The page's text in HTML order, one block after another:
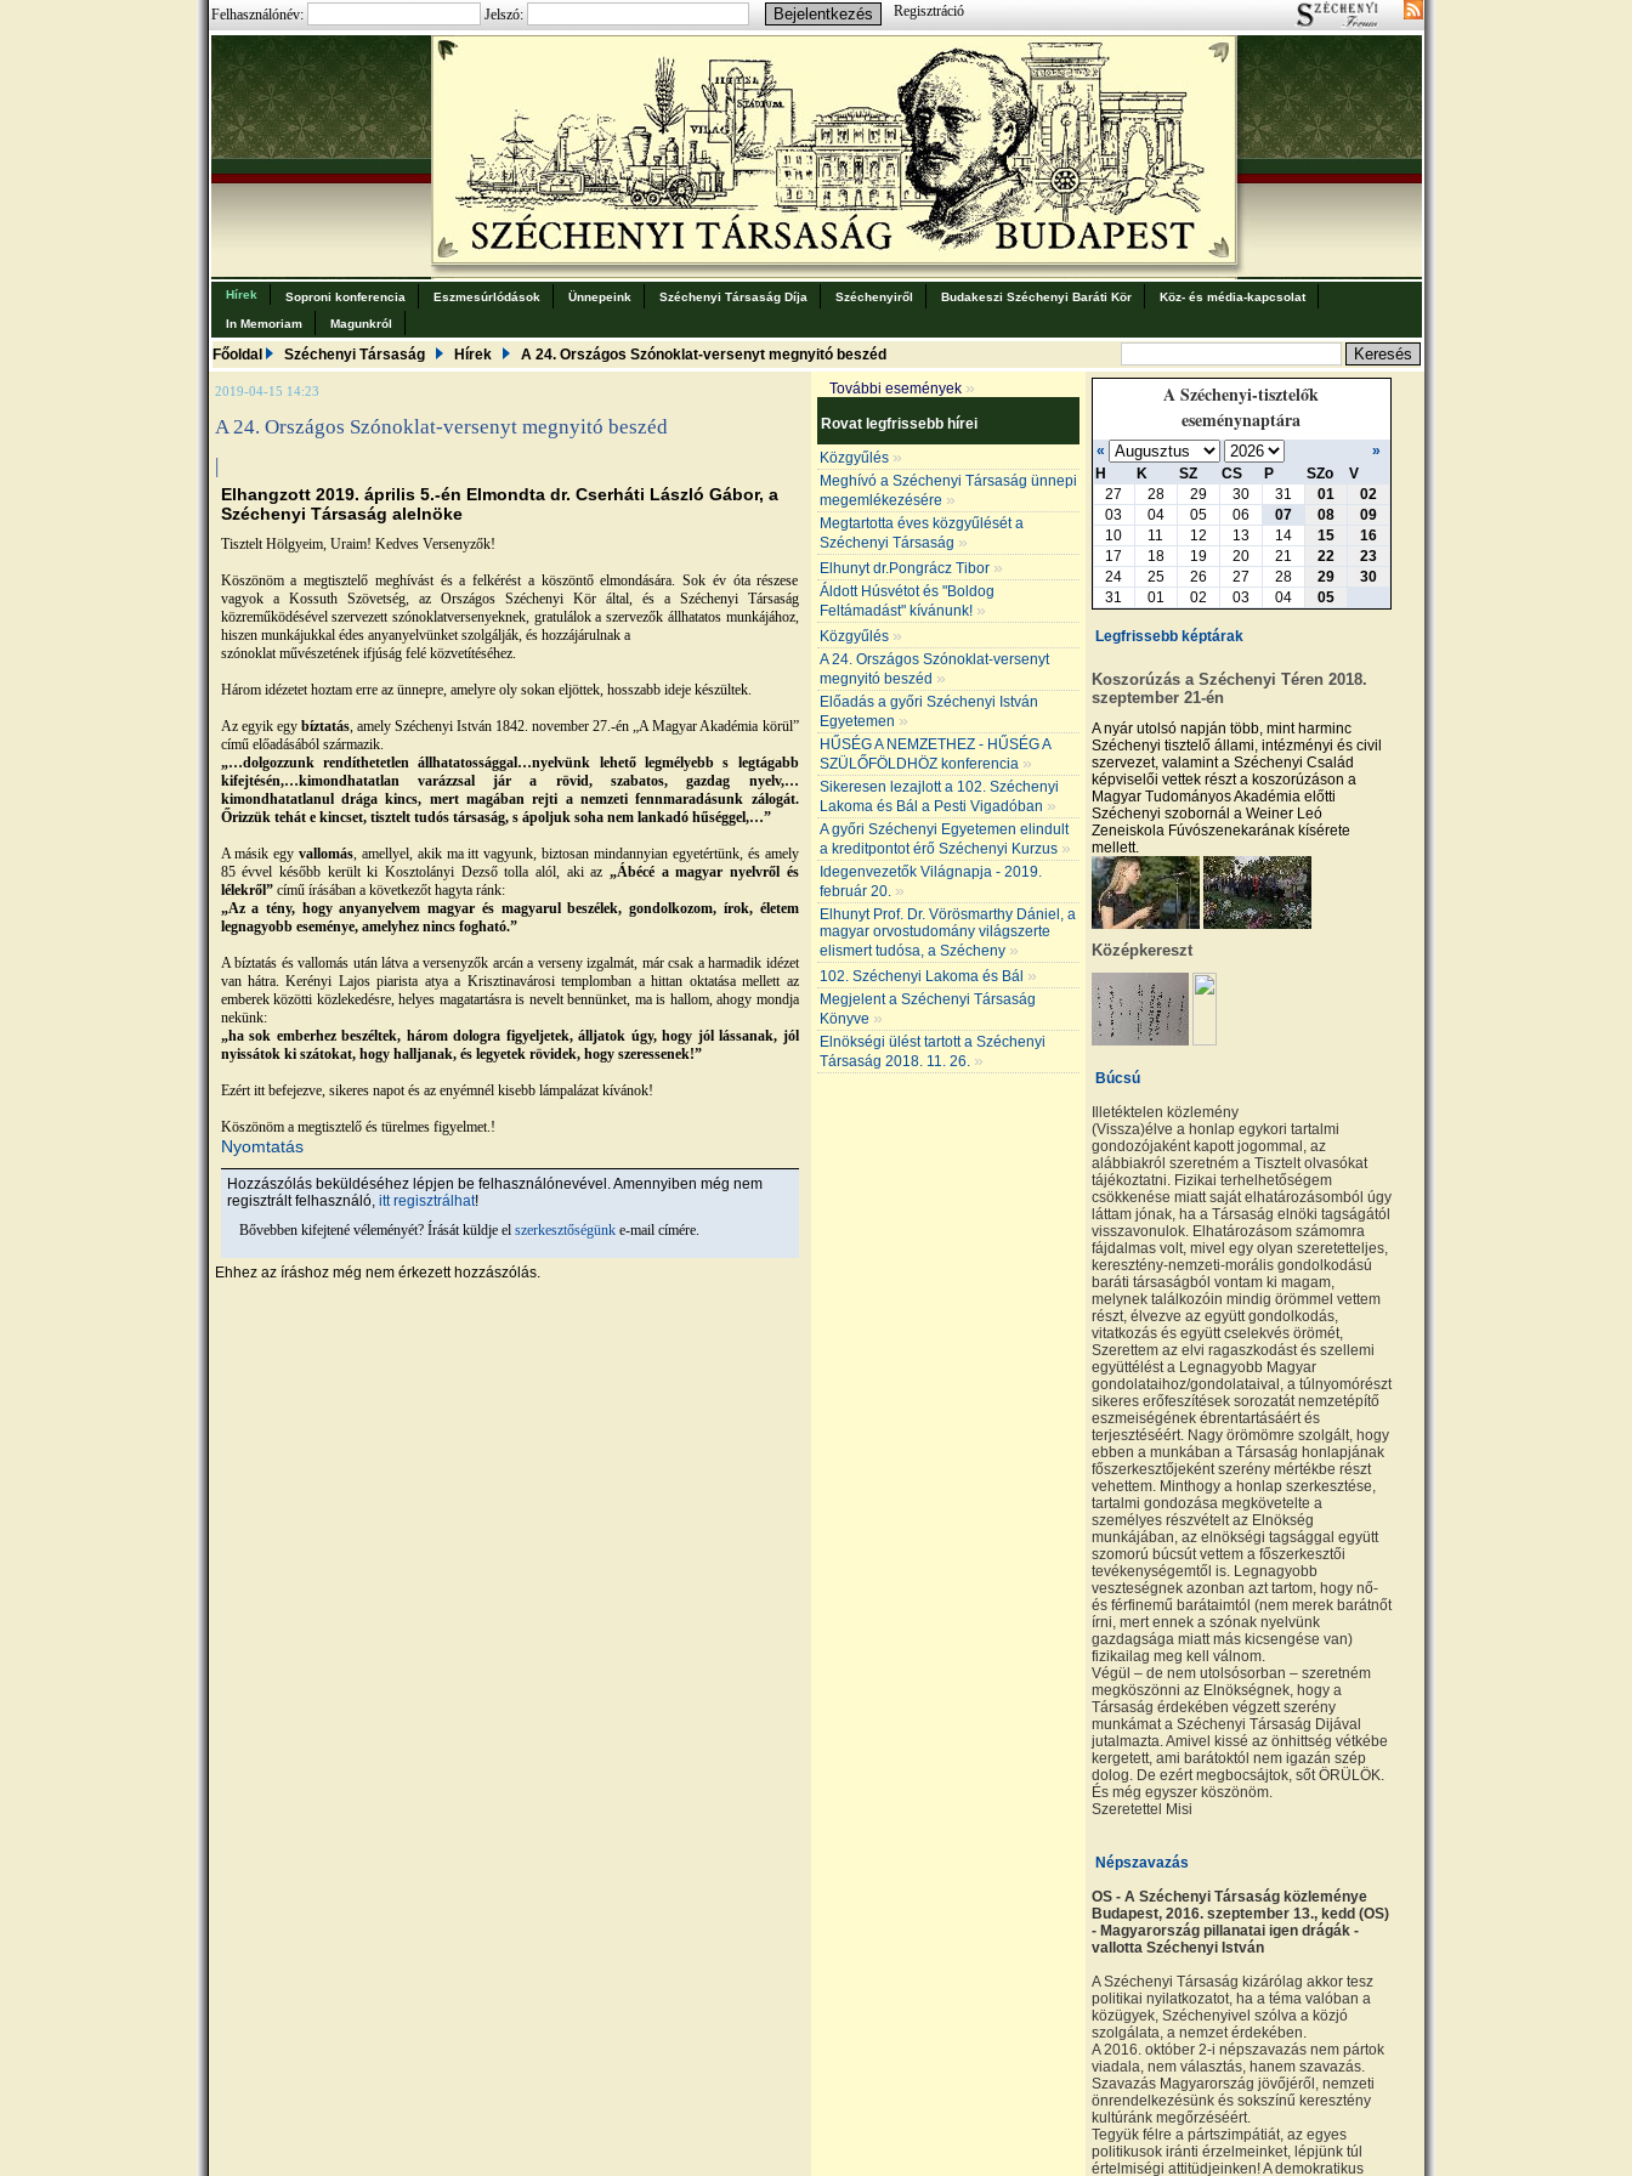
Felhasználónév: Jelszó: Regisztráció
Hírek Soproni konferencia Eszmesúrlódások Ünnepeink Széchenyi Társaság Díja Széchenyiről Budakeszi Széchenyi Baráti Kör
Köz- és média-kapcsolat
In Memoriam
Magunkról
Főoldal Széchenyi Társaság Hírek A 24. Országos Szónoklat-versenyt megnyitó beszéd
2019-04-15 14:23
A 24. Országos Szónoklat-versenyt megnyitó beszéd
|
Elhangzott 2019. április 5.-én Elmondta dr. Cserháti László Gábor, a
Széchenyi Társaság alelnöke
Tisztelt Hölgyeim, Uraim! Kedves Versenyzők!
Köszönöm a megtisztelő meghívást és a felkérést a köszöntő elmondására. Sok év óta részese
vagyok a Kossuth Szövetség, az Országos Széchenyi Kör által, és a Széchenyi Társaság
közreműködésével szervezett szónoklatversenyeknek, gratulálok a szervezők állhatatos munkájához,
hiszen munkájukkal édes anyanyelvünket szolgálják, és hozzájárulnak a
szónoklat művészetének ifjúság felé közvetítéséhez.
Három idézetet hoztam erre az ünnepre, amelyre oly sokan eljöttek, hosszabb ideje készültek.
Az egyik egy bíztatás, amely Széchenyi István 1842. november 27.-én „A Magyar Akadémia körül”
című előadásából származik.
„…dolgozzunk rendíthetetlen állhatatossággal…nyelvünk lehető legmélyebb s legtágabb
kifejtésén,…kimondhatatlan varázzsal jár a rövid, szabatos, gazdag nyelv,…
kimondhatatlanul drága kincs, mert magában rejti a nemzeti fennmaradásunk zálogát.
Őrizzük tehát e kincset, tisztelt tudós társaság, s ápoljuk soha nem lankadó hűséggel,…”
A másik egyvallomás, amellyel, akik ma itt vagyunk, biztosan mindannyian egyetértünk, és amely
85 évvel később került ki Kosztolányi Dezső tolla alól, aki az „Ábécé a magyar nyelvről és
lélekről”című írásában a következőt hagyta ránk:
„Az a tény, hogy anyanyelvem magyar és magyarul beszélek, gondolkozom, írok, életem
legnagyobb eseménye, amelyhez nincs fogható.”
A bíztatás és vallomás után látva a versenyzők arcán a verseny izgalmát, már csak a harmadik idézet
van hátra. Kerényi Lajos piarista atya a Krisztinavárosi templomban a hittan oktatása mellett az
emberek közötti közlekedésre, helyes magatartásra is nevelt bennünket, ma is hallom, ahogy mondja
nekünk:
„ha sok emberhez beszéltek, három dologra figyeljetek, álljatok úgy, hogy jól lássanak, jól
nyissátok ki szátokat, hogy halljanak, és legyetek rövidek, hogy szeressenek!”
Ezért itt befejezve, sikeres napot és az enyémnél kisebb lámpalázat kívánok!
Köszönöm a megtisztelő és türelmes figyelmet.!
Nyomtatás
Hozzászólás beküldéséhez lépjen be felhasználónevével. Amennyiben még nem
regisztrált felhasználó, itt regisztrálhat!
Bővebben kifejtené véleményét? Írását küldje el szerkesztőségünke-mail címére.
Ehhez az íráshoz még nem érkezett hozzászólás.
További események »
Rovat legfrissebb hírei
Közgyűlés »
Meghívó a Széchenyi Társaság ünnepi
megemlékezésére »
Megtartotta éves közgyűlését a
Széchenyi Társaság »
Elhunyt dr.Pongrácz Tibor »
Áldott Húsvétot és "Boldog
Feltámadást" kívánunk! »
Közgyűlés »
A 24. Országos Szónoklat-versenyt
megnyitó beszéd »
Előadás a győri Széchenyi István
Egyetemen »
HŰSÉG A NEMZETHEZ - HŰSÉG A
SZÜLŐFÖLDHÖZ konferencia »
Sikeresen lezajlott a 102. Széchenyi
Lakoma és Bál a Pesti Vigadóban »
A győri Széchenyi Egyetemen elindult
a kreditpontot érő Széchenyi Kurzus »
Idegenvezetők Világnapja - 2019.
február 20. »
Elhunyt Prof. Dr. Vörösmarthy Dániel, a
magyar orvostudomány világszerte
elismert tudósa, a Szécheny »
102. Széchenyi Lakoma és Bál »
Megjelent a Széchenyi Társaság
Könyve »
Elnökségi ülést tartott a Széchenyi
Társaság 2018. 11. 26. »
A Széchenyi-tisztelők
eseménynaptára
«
»
H
K SZ CS P SZo
V
27
28 29 30 31 01
02
03
04 05 06 07 08
09
10
11 12 13 14 15
16
17
18 19 20 21 22
23
24
25 26 27 28 29
30
31
01 02 03 04 05
Legfrissebb képtárak
Koszorúzás a Széchenyi Téren 2018.
szeptember 21-én
A nyár utolsó napján több, mint harminc
Széchenyi tisztelő állami, intézményi és civil
szervezet, valamint a Széchenyi Család
képviselői vettek részt a koszorúzáson a
Magyar Tudományos Akadémia előtti
Széchenyi szobornál a Weiner Leó
Zeneiskola Fúvószenekarának kísérete
mellett.
Középkereszt
Búcsú
Illetéktelen közlemény
(Vissza)élve a honlap egykori tartalmi
gondozójaként kapott jogommal, az
alábbiakról szeretném a Tisztelt olvasókat
tájékoztatni. Fizikai terhelhetőségem
csökkenése miatt saját elhatározásomból úgy
láttam jónak, ha a Társaság elnöki tagságától
visszavonulok. Elhatározásom számomra
fájdalmas volt, mivel egy olyan szeretetteljes,
keresztény-nemzeti-morális gondolkodású
baráti társaságból vontam ki magam,
melynek találkozóin mindig örömmel vettem
részt, élvezve az együtt gondolkodás,
vitatkozás és együtt cselekvés örömét,
Szerettem az elvi ragaszkodást és szellemi
együttélést a Legnagyobb Magyar
gondolataihoz/gondolataival, a túlnyomórészt
sikeres erőfeszítések sorozatát nemzetépítő
eszmeiségének ébrentartásáért és
terjesztéséért. Nagy örömömre szolgált, hogy
ebben a munkában a Társaság honlapjának
főszerkesztőjeként szerény mértékbe részt
vehettem. Minthogy a honlap szerkesztése,
tartalmi gondozása megkövetelte a
személyes részvételt az Elnökség
munkájában, az elnökségi tagsággal együtt
szomorú búcsút vettem a főszerkesztői
tevékenységemtől is. Legnagyobb
veszteségnek azonban azt tartom, hogy nő-
és férfinemű barátaimtól (nem merek barátnőt
írni, mert ennek a szónak nyelvünk
gazdagsága miatt más kicsengése van)
fizikailag meg kell válnom.
Végül – de nem utolsósorban – szeretném
megköszönni az Elnökségnek, hogy a
Társaság érdekében végzett szerény
munkámat a Széchenyi Társaság Dijával
jutalmazta. Amivel kissé az önhittség vétkébe
kergetett, ami barátoktól nem igazán szép
dolog. De ezért megbocsájtok, sőt ÖRÜLÖK.
És még egyszer köszönöm.
Szeretettel Misi
Népszavazás
OS - A Széchenyi Társaság közleménye
Budapest, 2016. szeptember 13., kedd (OS)
- Magyarország pillanatai igen drágák -
vallotta Széchenyi István
A Széchenyi Társaság kizárólag akkor tesz
politikai nyilatkozatot, ha a téma valóban a
közügyek, Széchenyivel szólva a közjó
szolgálata, a nemzet érdekében.
A 2016. október 2-i népszavazás nem pártok
viadala, nem választás, hanem szavazás.
Szavazás Magyarország jövőjéről, nemzeti
önrendelkezésünk és sokszínű keresztény
kultúránk megőrzéséért.
Tegyük félre a pártszimpátiát, az egyes
politikusok iránti érzelmeinket, lépjünk túl
értelmiségi attitüdjeinken! A demokratikus